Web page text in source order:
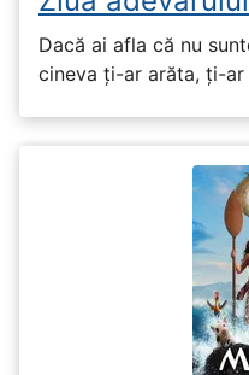
Dacă ai afla că nu
cineva ți-ar arăta, ți-